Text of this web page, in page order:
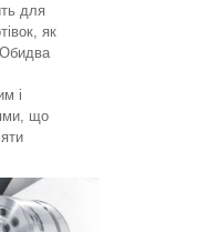
для
як
і
що